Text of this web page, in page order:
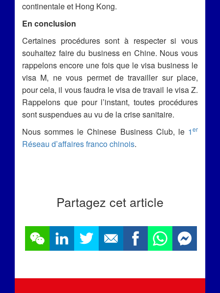
continentale et Hong Kong.
En conclusion
Certaines procédures sont à respecter si vous
souhaitez faire du business en Chine. Nous vous
rappelons encore une fois que le visa business le
visa M, ne vous permet de travailler sur place,
pour cela, il vous faudra le visa de travail le visa Z.
Rappelons que pour l’instant, toutes procédures
sont suspendues au vu de la crise sanitaire.
Nous sommes le Chinese Business Club, le 1er
Réseau d’affaires franco chinois.
Partagez cet article